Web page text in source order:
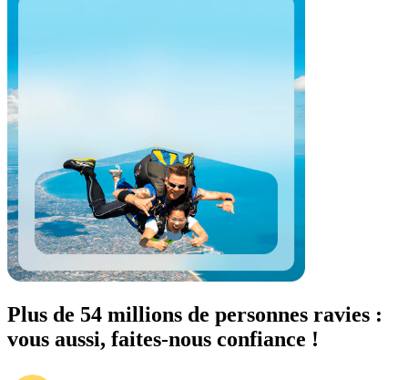
Plus de 54 millions de personnes ravies :
vous aussi, faites-nous confiance !